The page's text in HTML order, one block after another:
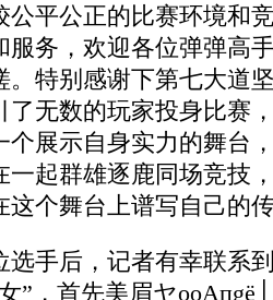
公平公正的比赛环境和
服务，欢迎各位弹弹高
。特别感谢下第七大道
了无数的玩家投身比赛
个展示自身实力的舞台
一起群雄逐鹿同场竞技
这个舞台上谱写自己的
手后，记者有幸联系
”，首先美眉ヤ